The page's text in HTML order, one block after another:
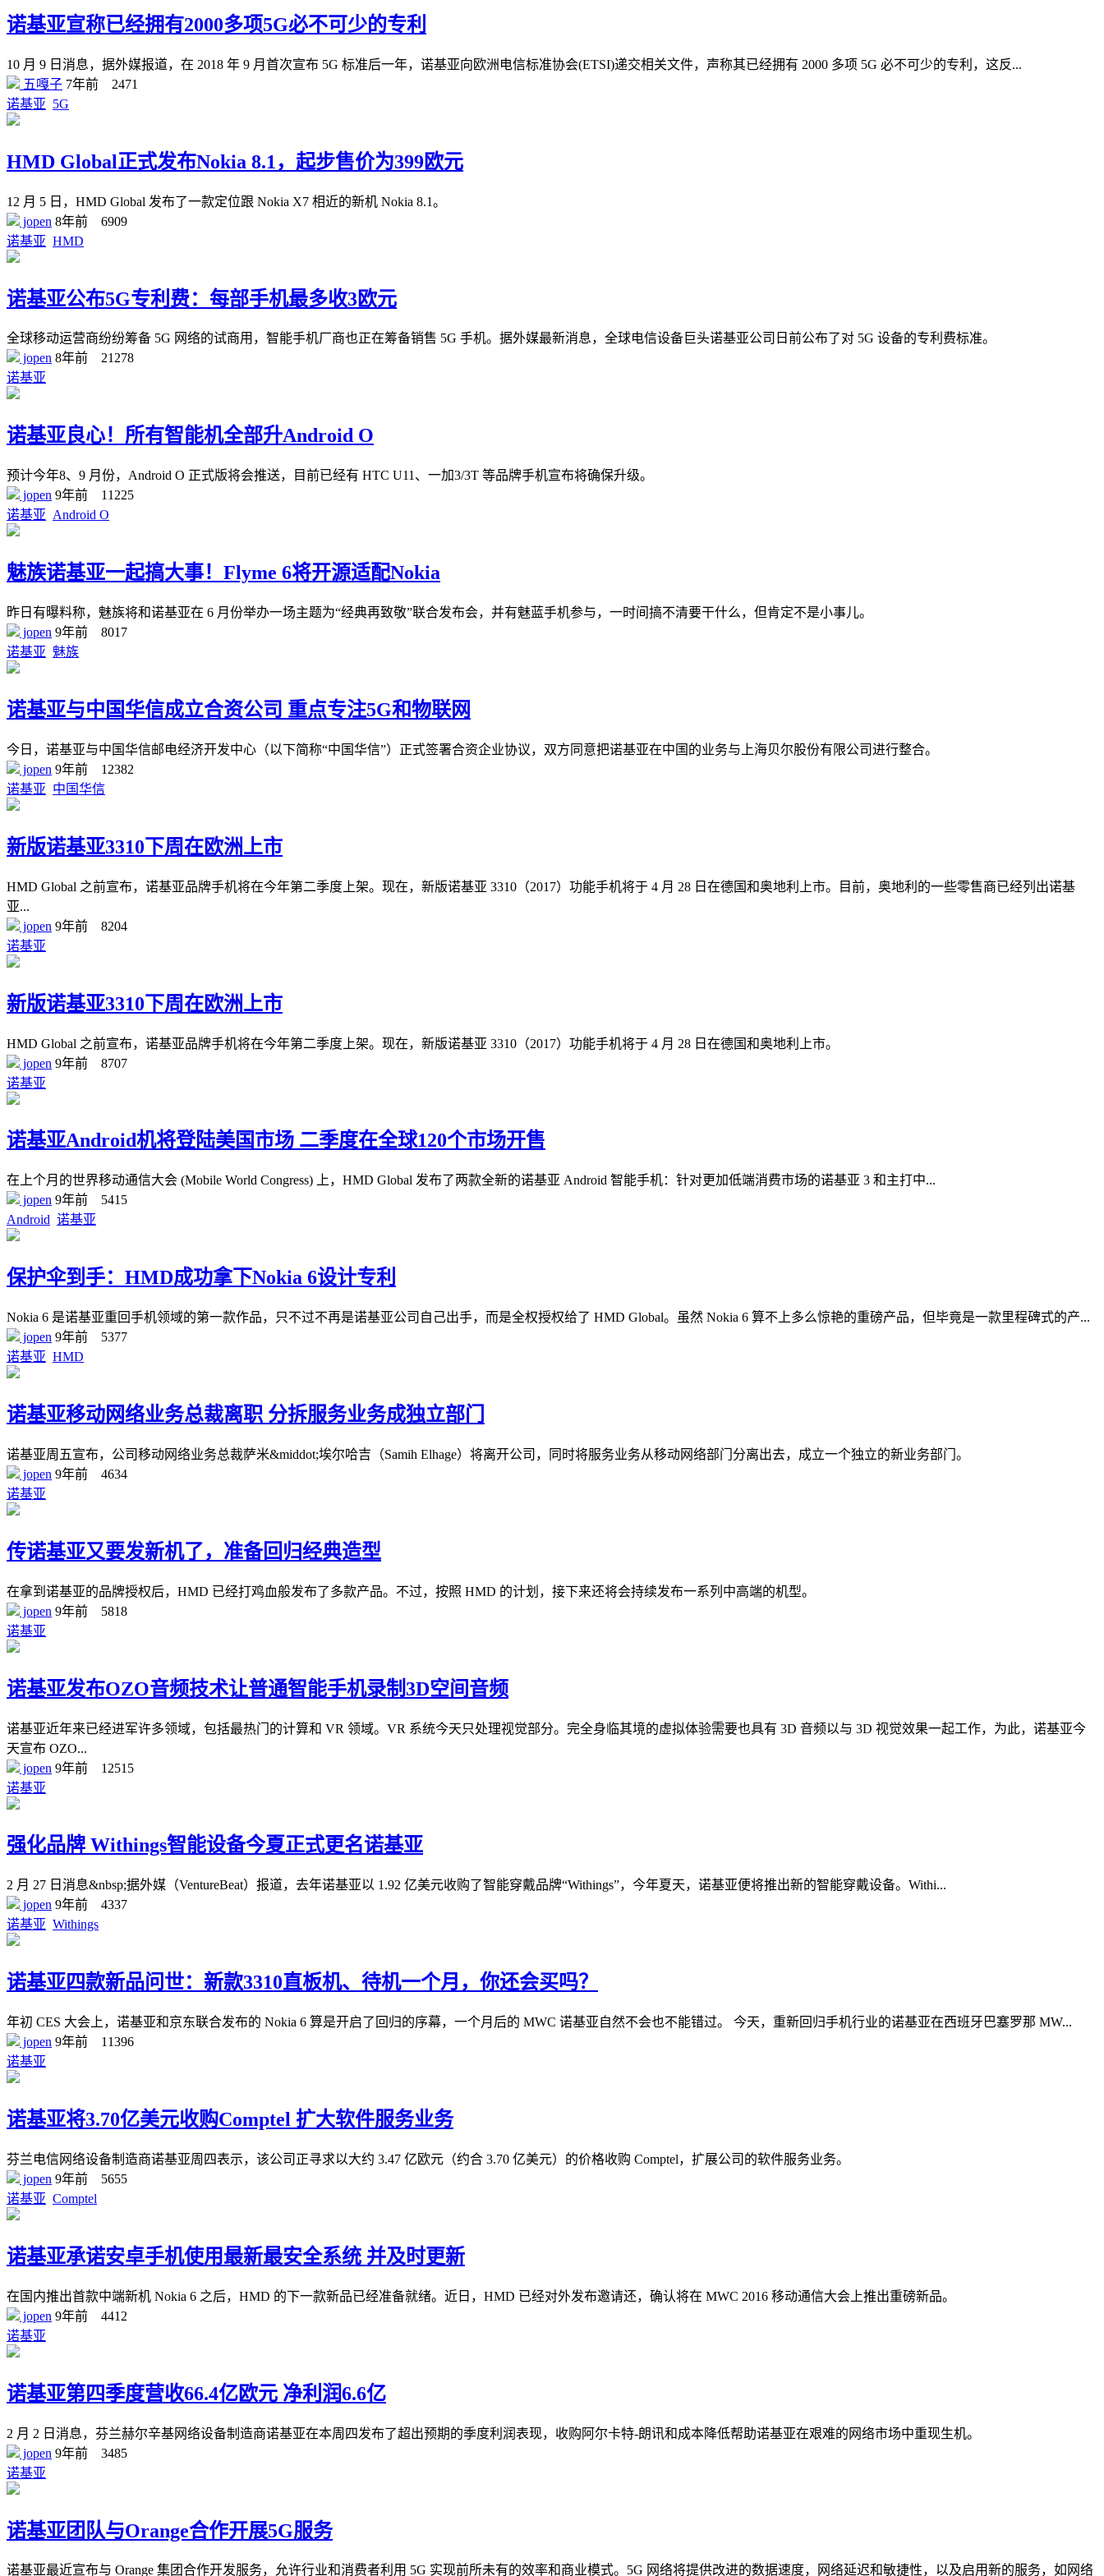
诺基亚宣称已经拥有2000多项5G必不可少的专利
10 月 9 日消息，据外媒报道，在 2018 年 9 月首次宣布 5G 标准后一年，诺基亚向欧洲电信标准协会(ETSI)递交相关文件，声称其已经拥有 2000 多项 5G 必不可少的专利，这反...
五嘎子 7年前
2471
诺基亚 5G
HMD Global正式发布Nokia 8.1，起步售价为399欧元
12 月 5 日，HMD Global 发布了一款定位跟 Nokia X7 相近的新机 Nokia 8.1。
jopen 8年前
6909
诺基亚 HMD
诺基亚公布5G专利费：每部手机最多收3欧元
全球移动运营商纷纷筹备 5G 网络的试商用，智能手机厂商也正在筹备销售 5G 手机。据外媒最新消息，全球电信设备巨头诺基亚公司日前公布了对 5G 设备的专利费标准。
jopen 8年前
21278
诺基亚
诺基亚良心！所有智能机全部升Android O
预计今年8、9 月份，Android O 正式版将会推送，目前已经有 HTC U11、一加3/3T 等品牌手机宣布将确保升级。
jopen 9年前
11225
诺基亚 Android O
魅族诺基亚一起搞大事！Flyme 6将开源适配Nokia
昨日有曝料称，魅族将和诺基亚在 6 月份举办一场主题为“经典再致敬”联合发布会，并有魅蓝手机参与，一时间搞不清要干什么，但肯定不是小事儿。
jopen 9年前
8017
诺基亚 魅族
诺基亚与中国华信成立合资公司 重点专注5G和物联网
今日，诺基亚与中国华信邮电经济开发中心（以下简称“中国华信”）正式签署合资企业协议，双方同意把诺基亚在中国的业务与上海贝尔股份有限公司进行整合。
jopen 9年前
12382
诺基亚 中国华信
新版诺基亚3310下周在欧洲上市
HMD Global 之前宣布，诺基亚品牌手机将在今年第二季度上架。现在，新版诺基亚 3310（2017）功能手机将于 4 月 28 日在德国和奥地利上市。目前，奥地利的一些零售商已经列出诺基
亚...
jopen 9年前
8204
诺基亚
新版诺基亚3310下周在欧洲上市
HMD Global 之前宣布，诺基亚品牌手机将在今年第二季度上架。现在，新版诺基亚 3310（2017）功能手机将于 4 月 28 日在德国和奥地利上市。
jopen 9年前
8707
诺基亚
诺基亚Android机将登陆美国市场 二季度在全球120个市场开售
在上个月的世界移动通信大会 (Mobile World Congress) 上，HMD Global 发布了两款全新的诺基亚 Android 智能手机：针对更加低端消费市场的诺基亚 3 和主打中...
jopen 9年前
5415
Android 诺基亚
保护伞到手：HMD成功拿下Nokia 6设计专利
Nokia 6 是诺基亚重回手机领域的第一款作品，只不过不再是诺基亚公司自己出手，而是全权授权给了 HMD Global。虽然 Nokia 6 算不上多么惊艳的重磅产品，但毕竟是一款里程碑式的产...
jopen 9年前
5377
诺基亚 HMD
诺基亚移动网络业务总裁离职 分拆服务业务成独立部门
诺基亚周五宣布，公司移动网络业务总裁萨米&middot;埃尔哈吉（Samih Elhage）将离开公司，同时将服务业务从移动网络部门分离出去，成立一个独立的新业务部门。
jopen 9年前
4634
诺基亚
传诺基亚又要发新机了，准备回归经典造型
在拿到诺基亚的品牌授权后，HMD 已经打鸡血般发布了多款产品。不过，按照 HMD 的计划，接下来还将会持续发布一系列中高端的机型。
jopen 9年前
5818
诺基亚
诺基亚发布OZO音频技术让普通智能手机录制3D空间音频
诺基亚近年来已经进军许多领域，包括最热门的计算和 VR 领域。VR 系统今天只处理视觉部分。完全身临其境的虚拟体验需要也具有 3D 音频以与 3D 视觉效果一起工作，为此，诺基亚今
天宣布 OZO...
jopen 9年前
12515
诺基亚
强化品牌 Withings智能设备今夏正式更名诺基亚
2 月 27 日消息&nbsp;据外媒（VentureBeat）报道，去年诺基亚以 1.92 亿美元收购了智能穿戴品牌“Withings”，今年夏天，诺基亚便将推出新的智能穿戴设备。Withi...
jopen 9年前
4337
诺基亚 Withings
诺基亚四款新品问世：新款3310直板机、待机一个月，你还会买吗？
年初 CES 大会上，诺基亚和京东联合发布的 Nokia 6 算是开启了回归的序幕，一个月后的 MWC 诺基亚自然不会也不能错过。 今天，重新回归手机行业的诺基亚在西班牙巴塞罗那 MW...
jopen 9年前
11396
诺基亚
诺基亚将3.70亿美元收购Comptel 扩大软件服务业务
芬兰电信网络设备制造商诺基亚周四表示，该公司正寻求以大约 3.47 亿欧元（约合 3.70 亿美元）的价格收购 Comptel，扩展公司的软件服务业务。
jopen 9年前
5655
诺基亚 Comptel
诺基亚承诺安卓手机使用最新最安全系统 并及时更新
在国内推出首款中端新机 Nokia 6 之后，HMD 的下一款新品已经准备就绪。近日，HMD 已经对外发布邀请还，确认将在 MWC 2016 移动通信大会上推出重磅新品。
jopen 9年前
4412
诺基亚
诺基亚第四季度营收66.4亿欧元 净利润6.6亿
2 月 2 日消息，芬兰赫尔辛基网络设备制造商诺基亚在本周四发布了超出预期的季度利润表现，收购阿尔卡特-朗讯和成本降低帮助诺基亚在艰难的网络市场中重现生机。
jopen 9年前
3485
诺基亚
诺基亚团队与Orange合作开展5G服务
诺基亚最近宣布与 Orange 集团合作开发服务，允许行业和消费者利用 5G 实现前所未有的效率和商业模式。5G 网络将提供改进的数据速度，网络延迟和敏捷性，以及启用新的服务，如网络